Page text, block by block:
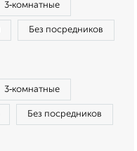
3‑комнатные
Без посредников
3‑комнатные
Без посредников